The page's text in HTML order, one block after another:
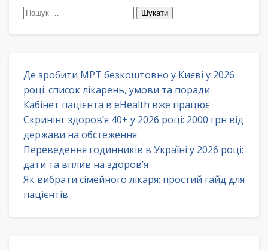
Пошук:
Де зробити МРТ безкоштовно у Києві у 2026
році: список лікарень, умови та поради
Кабінет пацієнта в eHealth вже працює
Скринінг здоров’я 40+ у 2026 році: 2000 грн від
держави на обстеження
Переведення годинників в Україні у 2026 році:
дати та вплив на здоров’я
Як вибрати сімейного лікаря: простий гайд для
пацієнтів